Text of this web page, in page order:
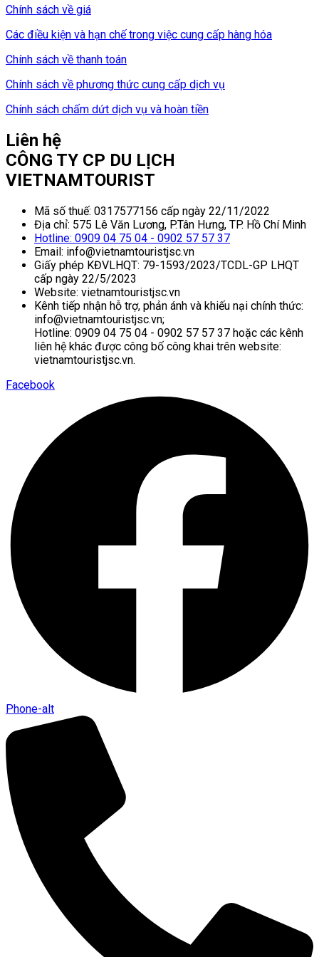
Chính sách về giá
Các điều kiện và hạn chế trong việc cung cấp hàng hóa
Chính sách về thanh toán
Chính sách về phương thức cung cấp dịch vụ
Chính sách chấm dứt dịch vụ và hoàn tiền
Liên hệ
CÔNG TY CP DU LỊCH
VIETNAMTOURIST
Mã số thuế: 0317577156 cấp ngày 22/11/2022
Địa chỉ: 575 Lê Văn Lương, P.Tân Hưng, TP. Hồ Chí Minh
Hotline: 0909 04 75 04 - 0902 57 57 37
Email: info@vietnamtouristjsc.vn
Giấy phép KĐVLHQT: 79-1593/2023/TCDL-GP LHQT
cấp ngày 22/5/2023
Website: vietnamtouristjsc.vn
Kênh tiếp nhận hỗ trợ, phản ánh và khiếu nại chính thức:
info@vietnamtouristjsc.vn;
Hotline: 0909 04 75 04 - 0902 57 57 37 hoặc các kênh
liên hệ khác được công bố công khai trên website:
vietnamtouristjsc.vn.
Facebook
Phone-alt